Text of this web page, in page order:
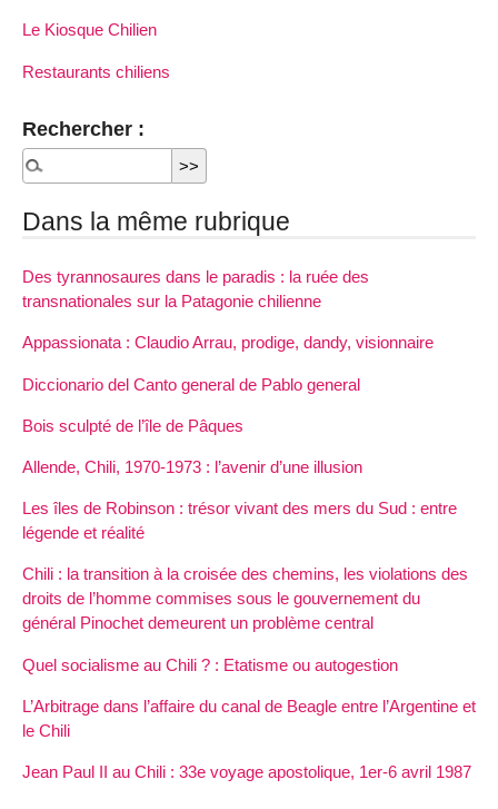
Le Kiosque Chilien
Restaurants chiliens
Rechercher :
Dans la même rubrique
Des tyrannosaures dans le paradis : la ruée des
transnationales sur la Patagonie chilienne
Appassionata : Claudio Arrau, prodige, dandy, visionnaire
Diccionario del Canto general de Pablo general
Bois sculpté de l’île de Pâques
Allende, Chili, 1970-1973 : l’avenir d’une illusion
Les îles de Robinson : trésor vivant des mers du Sud : entre
légende et réalité
Chili : la transition à la croisée des chemins, les violations des
droits de l’homme commises sous le gouvernement du
général Pinochet demeurent un problème central
Quel socialisme au Chili ? : Etatisme ou autogestion
L’Arbitrage dans l’affaire du canal de Beagle entre l’Argentine et
le Chili
Jean Paul II au Chili : 33e voyage apostolique, 1er-6 avril 1987